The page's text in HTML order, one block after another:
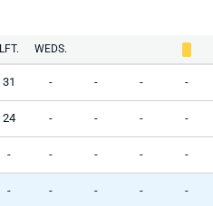
LFT. WEDS.
31 - - - -
24 - - - -
- - - - -
- - - - -